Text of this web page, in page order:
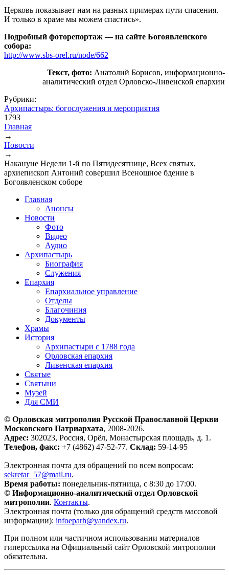
Церковь показывает нам на разных примерах пути спасения.
И только в храме мы можем спастись».
Подробный фоторепортаж — на сайте Богоявленского
собора:
http://www.sbs-orel.ru/node/662
Текст, фото: Анатолий Борисов, информационно-
аналитический отдел Орловско-Ливенской епархии
Рубрики:
Архипастырь: богослужения и мероприятия
1793
Вы здесь
Главная
→
Новости
→
Накануне Недели 1-й по Пятидесятнице, Всех святых,
архиепископ Антоний совершил Всенощное бдение в
Богоявленском соборе
Главная
Анонсы
Новости
Фото
Видео
Аудио
Архипастырь
Биография
Служения
Епархия
Епархиальное управление
Отделы
Благочиния
Документы
Храмы
История
Архипастыри с 1788 года
Орловская епархия
Ливенская епархия
Святые
Святыни
Музей
Для СМИ
© Орловская митрополия Русской Православной Церкви
Московского Патриархата, 2008-2026.
Адрес: 302023, Россия, Орёл, Монастырская площадь, д. 1.
Телефон, факс: +7 (4862) 47-52-77. Склад: 59-14-95
Электронная почта для обращений по всем вопросам:
sekretar_57@mail.ru.
Время работы: понедельник-пятница, с 8:30 до 17:00.
© Информационно-аналитический отдел Орловской
митрополии. Контакты.
Электронная почта (только для обращений средств массовой
информации): infoeparh@yandex.ru.
При полном или частичном использовании материалов
гиперссылка на Официальный сайт Орловской митрополии
обязательна.